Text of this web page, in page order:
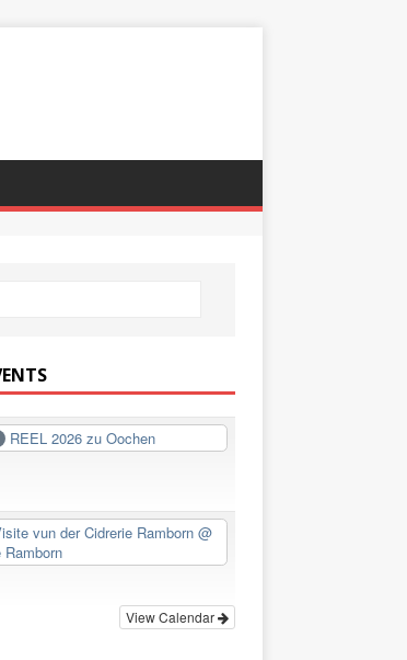
REEL 2026 zu Oochen
vun der Cidrerie Ramborn@
Ramborn
View Calendar